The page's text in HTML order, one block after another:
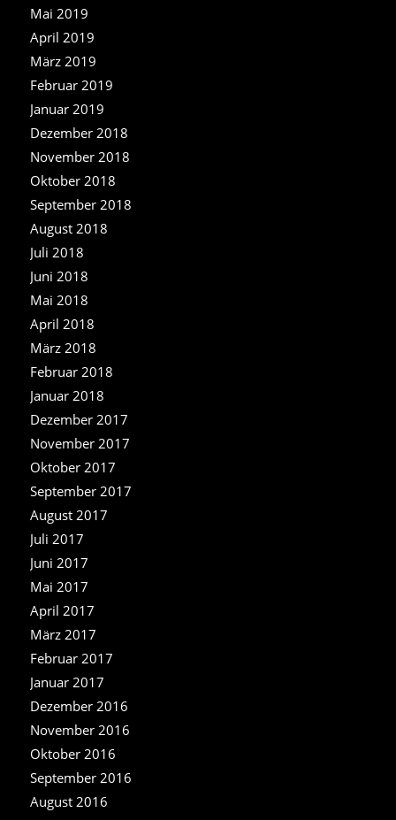
Mai 2019
April 2019
März 2019
Februar 2019
Januar 2019
Dezember 2018
November 2018
Oktober 2018
September 2018
August 2018
Juli 2018
Juni 2018
Mai 2018
April 2018
März 2018
Februar 2018
Januar 2018
Dezember 2017
November 2017
Oktober 2017
September 2017
August 2017
Juli 2017
Juni 2017
Mai 2017
April 2017
März 2017
Februar 2017
Januar 2017
Dezember 2016
November 2016
Oktober 2016
September 2016
August 2016